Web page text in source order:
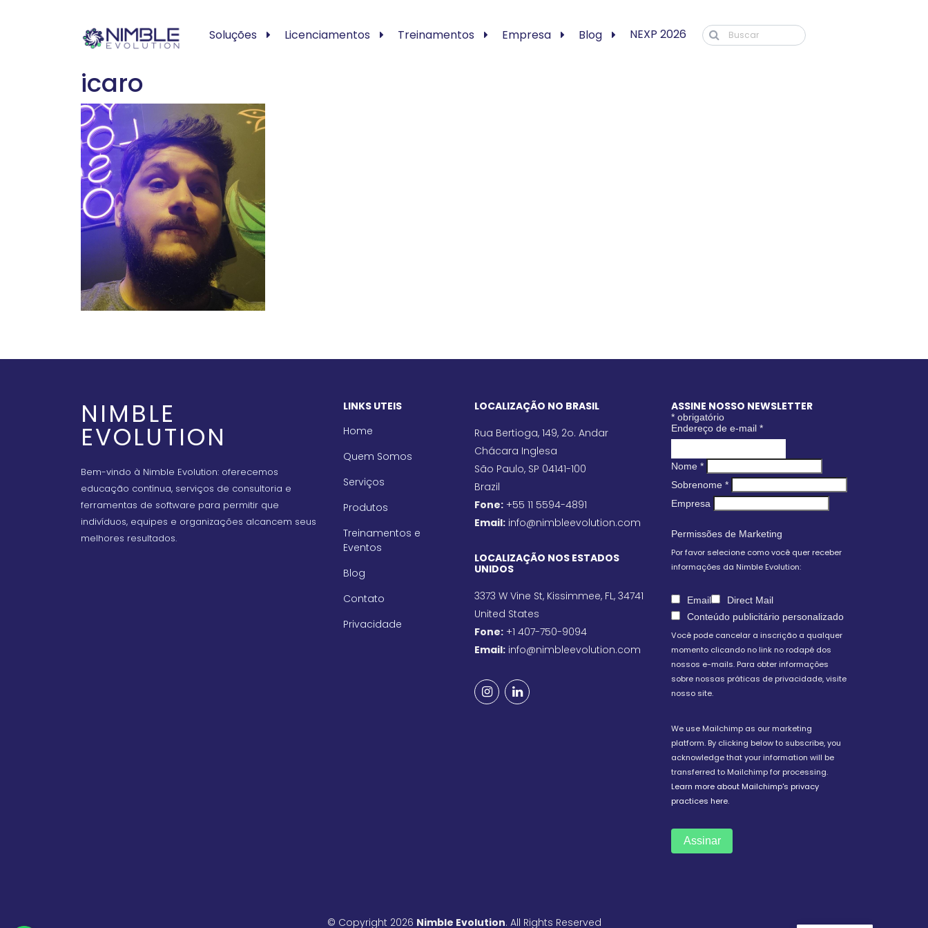
Soluções Licenciamentos Treinamentos Empresa Blog NEXP 2026
icaro
NIMBLE
EVOLUTION
Bem-vindo à Nimble Evolution: oferecemos
educação contínua, serviços de consultoria e
ferramentas de software para permitir que
indivíduos, equipes e organizações alcancem seus
melhores resultados.
LINKS UTEIS
Home
Quem Somos
Serviços
Produtos
Treinamentos e
Eventos
Blog
Contato
Privacidade
LOCALIZAÇÃO NO BRASIL
Rua Bertioga, 149, 2o. Andar
Chácara Inglesa
São Paulo, SP 04141-100
Brazil
Fone: +55 11 5594-4891
Email: info@nimbleevolution.com
LOCALIZAÇÃO NOS ESTADOS
UNIDOS
3373 W Vine St, Kissimmee, FL, 34741
United States
Fone: +1 407-750-9094
Email: info@nimbleevolution.com
ASSINE NOSSO NEWSLETTER
* obrigatório
Endereço de e-mail *
Nome *
Sobrenome *
Empresa
Permissões de Marketing
Por favor selecione como você quer receber
informações da Nimble Evolution:
Email
Direct Mail
Conteúdo publicitário personalizado
Você pode cancelar a inscrição a qualquer
momento clicando no link no rodapé dos
nossos e-mails. Para obter informações
sobre nossas práticas de privacidade, visite
nosso site.
We use Mailchimp as our marketing
platform. By clicking below to subscribe, you
acknowledge that your information will be
transferred to Mailchimp for processing.
Learn more about Mailchimp's privacy
practices here.
© Copyright 2026 Nimble Evolution. All Rights Reserved